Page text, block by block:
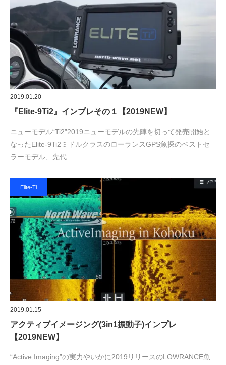
2019.01.20
『Elite-9Ti2』インプレその１【2019NEW】
ニューモデル“Ti2”2019ニューモデルの先陣を切って発売開始と
なったElite-9Ti2ミドルクラスのローランスGPS魚探のベストセ
ラーモデル、先代…
Elite-Ti
2019.01.15
アクティブイメージング(3in1振動子)インプレ
【2019NEW】
“Active Imaging”の実力やいかに2019リリースのLOWRANCE魚